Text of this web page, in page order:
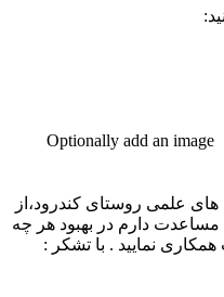
Optionally add an image
علمی روستای کندرود،از
دارم در بهبود هر چه
نمایید . با تشکر :